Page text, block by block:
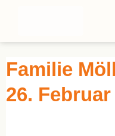
Familie
26. Februar